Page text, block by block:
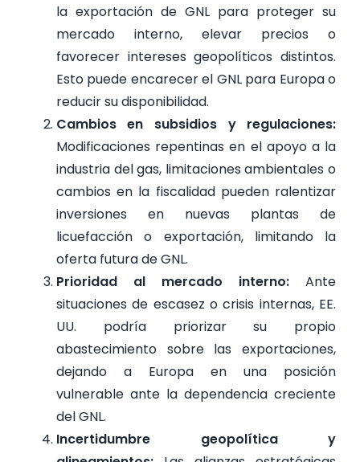
la exportación de GNL para proteger su
mercado interno, elevar precios o
favorecer intereses geopolíticos distintos.
Esto puede encarecer el GNL para Europa o
reducir su disponibilidad.
Cambios en subsidios y regulaciones:
Modificaciones repentinas en el apoyo a la
industria del gas, limitaciones ambientales o
cambios en la fiscalidad pueden ralentizar
inversiones en nuevas plantas de
licuefacción o exportación, limitando la
oferta futura de GNL.
Prioridad al mercado interno:Ante
situaciones de escasez o crisis internas, EE.
UU. podría priorizar su propio
abastecimiento sobre las exportaciones,
dejando a Europa en una posición
vulnerable ante la dependencia creciente
del GNL.
Incertidumbre geopolítica y